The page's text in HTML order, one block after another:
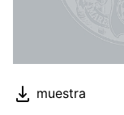
muestra